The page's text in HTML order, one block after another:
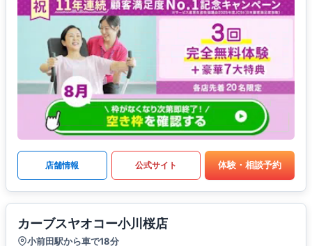
店舗情報 公式サイト 体験・相談予約
カーブスヤオコー小川桜店
小前田駅から車で18分